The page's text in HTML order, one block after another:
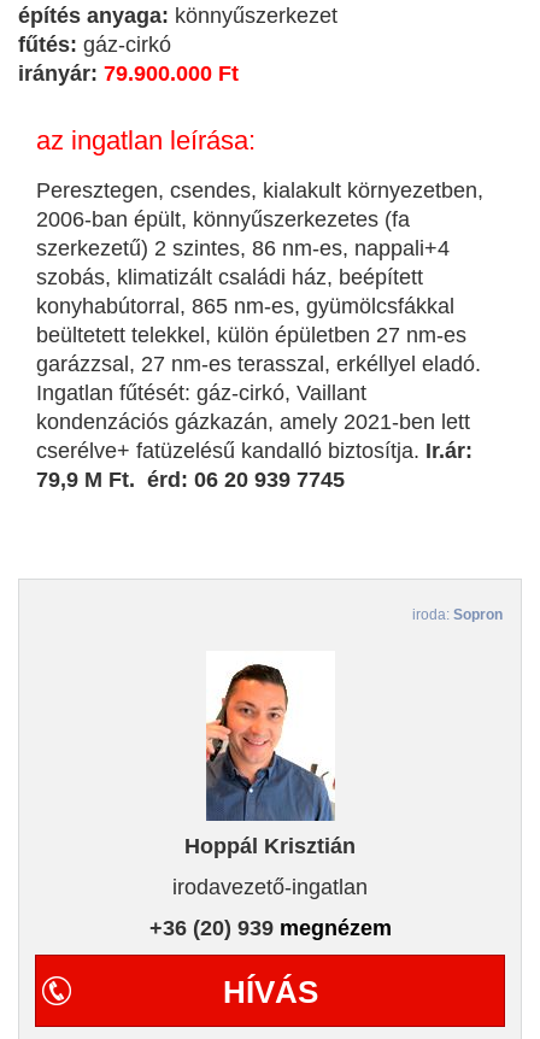
építés anyaga: könnyűszerkezet
fűtés: gáz-cirkó
irányár: 79.900.000 Ft
az ingatlan leírása:
Peresztegen, csendes, kialakult környezetben,
2006-ban épült, könnyűszerkezetes (fa
szerkezetű) 2 szintes, 86 nm-es, nappali+4
szobás, klimatizált családi ház, beépített
konyhabútorral, 865 nm-es, gyümölcsfákkal
beültetett telekkel, külön épületben 27 nm-es
garázzsal, 27 nm-es terasszal, erkéllyel eladó.
Ingatlan fűtését: gáz-cirkó, Vaillant
kondenzációs gázkazán, amely 2021-ben lett
cserélve+ fatüzelésű kandalló biztosítja. Ir.ár:
79,9 M Ft. érd: 06 20 939 7745
iroda: Sopron
Hoppál Krisztián
irodavezető-ingatlan
+36 (20) 939 megnézem
HÍVÁS